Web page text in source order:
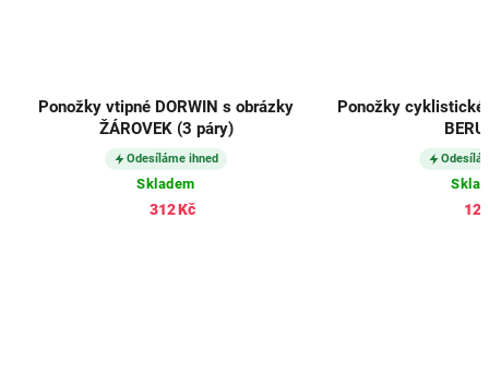
Ponožky vtipné DORWIN s obrázky
ŽÁROVEK (3 páry)
Odesíláme ihned
Skladem
312 Kč
Ponožky cyklistické